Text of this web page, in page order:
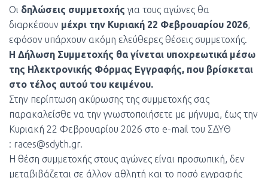
Οι δηλώσεις συμμετοχής για τους αγώνες θα
διαρκέσουν μέχρι την Κυριακή 22 Φεβρουαρίου 2026,
εφόσον υπάρχουν ακόμη ελεύθερες θέσεις συμμετοχής.
Η Δήλωση Συμμετοχής θα γίνεται υποχρεωτικά μέσω
της Ηλεκτρονικής Φόρμας Εγγραφής, που βρίσκεται
στο τέλος αυτού του κειμένου.
Στην περίπτωση ακύρωσης της συμμετοχής σας
παρακαλείσθε να την γνωστοποιήσετε με μήνυμα, έως την
Κυριακή 22 Φεβρουαρίου 2026 στο e-mail του ΣΔΥΘ
: races@sdyth.gr.
Η θέση συμμετοχής στους αγώνες είναι προσωπική, δεν
μεταβιβάζεται σε άλλον αθλητή και το ποσό εγγραφής